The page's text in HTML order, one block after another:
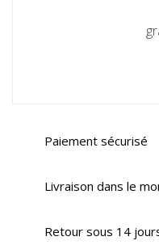
Paiement sécurisé
Livraison dans le
Retour sous 14